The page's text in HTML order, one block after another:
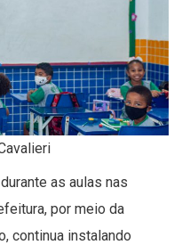
as aulas nas
por meio da
continua instalando